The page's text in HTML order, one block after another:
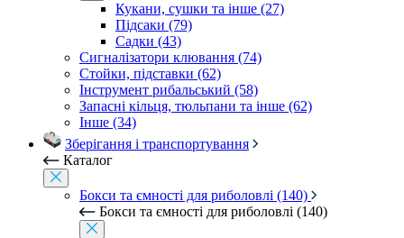
Кукани, сушки та інше (27)
Підсаки (79)
Садки (43)
Сигналізатори клювання (74)
Стойки, підставки (62)
Інструмент рибальський (58)
Запасні кільця, тюльпани та інше (62)
Інше (34)
Зберігання і транспортування
Каталог
Бокси та ємності для риболовлі (140)
Бокси та ємності для риболовлі (140)